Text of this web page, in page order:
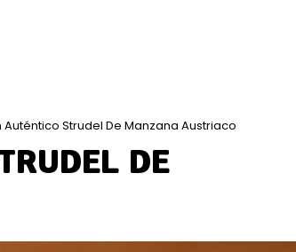
Strudel De Manzana Austriaco
DE